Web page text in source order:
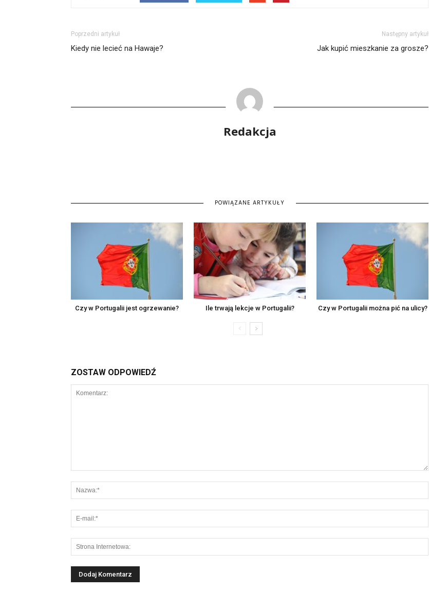
Poprzedni artykuł
Kiedy nie lecieć na Hawaje?
Następny artykuł
Jak kupić mieszkanie za grosze?
Redakcja
POWIĄZANE ARTYKUŁY
Czy w Portugalii jest ogrzewanie? Ile trwają lekcje w Portugalii? Czy w Portugalii można pić na ulicy?
ZOSTAW ODPOWIEDŹ